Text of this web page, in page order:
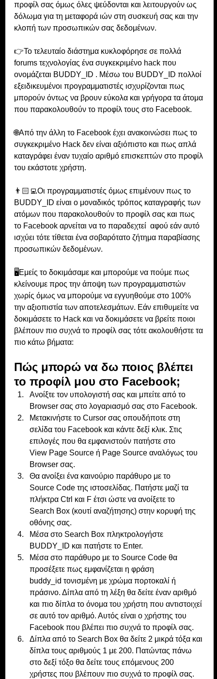
προφίλ σας όμως όλες ψεύδονται και λειτουργούν ως
δόλωμα για τη μεταφορά ιών στη συσκευή σας και την
κλοπή των προσωπικών σας δεδομένων.
👉Το τελευταίο διάστημα κυκλοφόρησε σε πολλά
forums τεχνολογίας ένα συγκεκριμένο hack που
ονομάζεται BUDDY_ID . Μέσω του BUDDY_ID πολλοί
εξειδικευμένοι προγραμματιστές ισχυρίζονται πως
μπορούν όντως να βρουν εύκολα και γρήγορα τα άτομα
που παρακολουθούν το προφίλ τους στο Facebook.
🌐Από την άλλη το Facebook έχει ανακοινώσει πως το
συγκεκριμένο Hack δεν είναι αξιόπιστο και πως απλά
καταγράφει έναν τυχαίο αριθμό επισκεπτών στο προφίλ
του εκάστοτε χρήστη.
👨🏻‍💻Οι προγραμματιστές όμως επιμένουν πως το
BUDDY_ID είναι ο μοναδικός τρόπος καταγραφής των
ατόμων που παρακολουθούν το προφίλ σας και πως
το Facebook αρνείται να το παραδεχτεί  αφού εάν αυτό
ισχύει τότε τίθεται ένα σοβαρότατο ζήτημα παραβίασης
προσωπικών δεδομένων.
🖥️Εμείς το δοκιμάσαμε και μπορούμε να πούμε πως
κλείνουμε προς την άποψη των προγραμματιστών
χωρίς όμως να μπορούμε να εγγυηθούμε στο 100%
την αξιοπιστία των αποτελεσμάτων. Εάν επιθυμείτε να
δοκιμάσετε το Hack και να δοκιμάσετε να βρείτε ποιοι
βλέπουν πιο συχνά το προφίλ σας τότε ακολουθήστε τα
πιο κάτω βήματα:
Πώς μπορώ να δω ποιος βλέπει
το προφίλ μου στο Facebook;
Ανοίξτε τον υπολογιστή σας και μπείτε από το
Browser σας στο λογαριασμό σας στο Facebook.
Μετακινήστε το Cursor σας οπουδήποτε στη
σελίδα του Facebook και κάντε δεξί κλικ. Στις
επιλογές που θα εμφανιστούν πατήστε στο
View Page Source ή Page Source αναλόγως του
Browser σας.
Θα ανοίξει ένα καινούριο παράθυρο με το
Source Code της ιστοσελίδας. Πατήστε μαζί τα
πλήκτρα Ctrl και F έτσι ώστε να ανοίξετε το
Search Box (κουτί αναζήτησης) στην κορυφή της
οθόνης σας.
Μέσα στο Search Box πληκτρολογήστε
BUDDY_ID και πατήστε το Enter.
Μέσα στο παράθυρο με το Source Code θα
προσέξετε πως εμφανίζεται η φράση
buddy_id τονισμένη με χρώμα πορτοκαλί ή
πράσινο. Δίπλα από τη λέξη θα δείτε έναν αριθμό
και πιο δίπλα το όνομα του χρήστη που αντιστοιχεί
σε αυτό τον αριθμό. Αυτός είναι ο χρήστης του
Facebook που βλέπει πιο συχνά το προφίλ σας.
Δίπλα από το Search Box θα δείτε 2 μικρά τόξα και
δίπλα τους αριθμούς 1 με 200. Πατώντας πάνω
στο δεξί τόξο θα δείτε τους επόμενους 200
χρήστες που βλέπουν πιο συχνά το προφίλ σας.